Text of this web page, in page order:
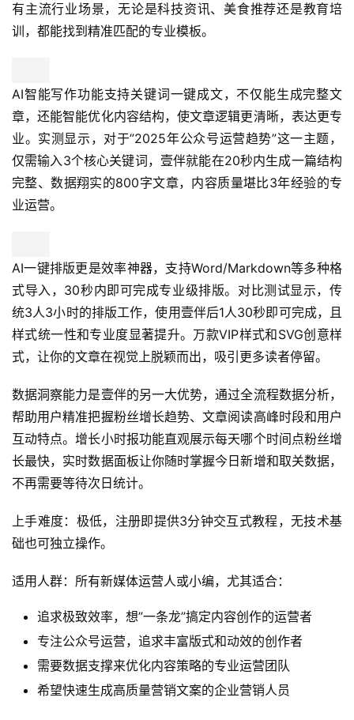
有主流行业场景，无论是科技资讯、美食推荐还是教育培
训，都能找到精准匹配的专业模板。
AI智能写作功能支持关键词一键成文，不仅能生成完整文
章，还能智能优化内容结构，使文章逻辑更清晰，表达更专
业。实测显示，对于”2025年公众号运营趋势”这一主题，
仅需输入3个核心关键词，壹伴就能在20秒内生成一篇结构
完整、数据翔实的800字文章，内容质量堪比3年经验的专
业运营。
AI一键排版更是效率神器，支持Word/Markdown等多种格
式导入，30秒内即可完成专业级排版。对比测试显示，传
统3人3小时的排版工作，使用壹伴后1人30秒即可完成，且
样式统一性和专业度显著提升。万款VIP样式和SVG创意样
式，让你的文章在视觉上脱颖而出，吸引更多读者停留。
数据洞察能力是壹伴的另一大优势，通过全流程数据分析，
帮助用户精准把握粉丝增长趋势、文章阅读高峰时段和用户
互动特点。增长小时报功能直观展示每天哪个时间点粉丝增
长最快，实时数据面板让你随时掌握今日新增和取关数据，
不再需要等待次日统计。
上手难度：极低，注册即提供3分钟交互式教程，无技术基
础也可独立操作。
适用人群：所有新媒体运营人或小编，尤其适合：
追求极致效率，想”一条龙”搞定内容创作的运营者
专注公众号运营，追求丰富版式和动效的创作者
需要数据支撑来优化内容策略的专业运营团队
希望快速生成高质量营销文案的企业营销人员